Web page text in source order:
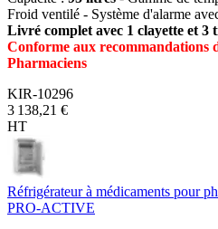
Froid ventilé - Système d'alarme
Livré complet avec 1 clayette et 3
Conforme aux recommandations
Pharmaciens
KIR-10296
3 138,21 €
HT
Réfrigérateur à médicaments pour
PRO-ACTIVE